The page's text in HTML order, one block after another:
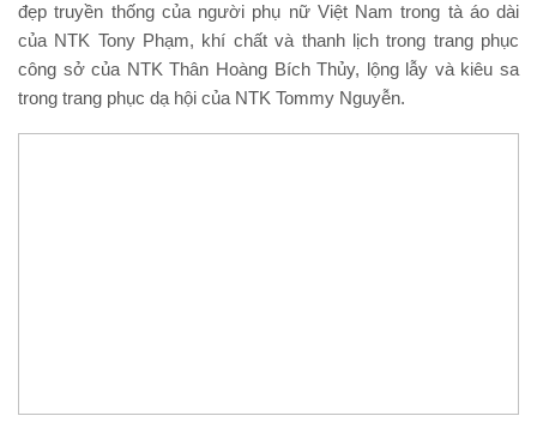
đẹp truyền thống của người phụ nữ Việt Nam trong tà áo dài
của NTK Tony Phạm, khí chất và thanh lịch trong trang phục
công sở của NTK Thân Hoàng Bích Thủy, lộng lẫy và kiêu sa
trong trang phục dạ hội của NTK Tommy Nguyễn.